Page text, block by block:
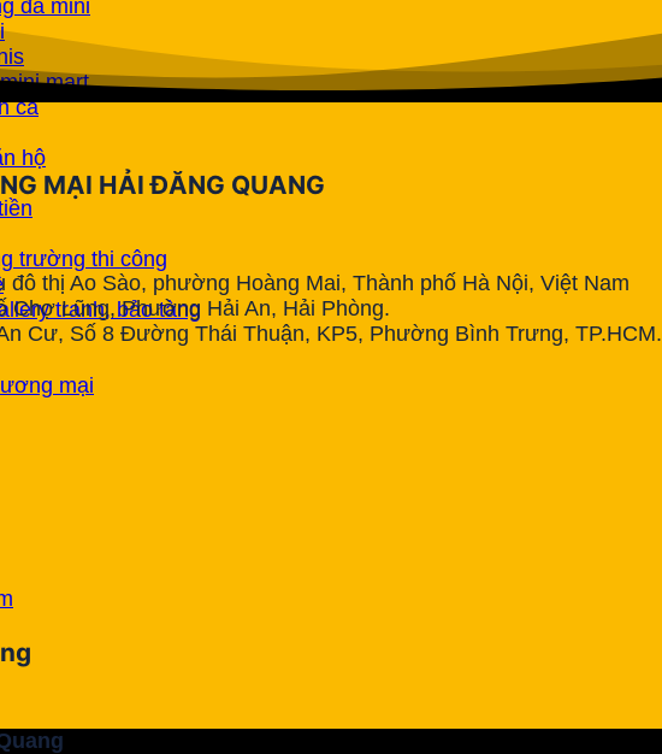
đá mini
mart
cá
hộ
trường thi công
tranh, bảo tàng
mại
MẠI HẢI ĐĂNG QUANG
thị Ao Sào, phường Hoàng Mai, Thành phố Hà Nội, Việt Nam
Chợ Lũng, Phường Hải An, Hải Phòng.
Cư, Số 8 Đường Thái Thuận, KP5, Phường Bình Trưng, TP.HCM.